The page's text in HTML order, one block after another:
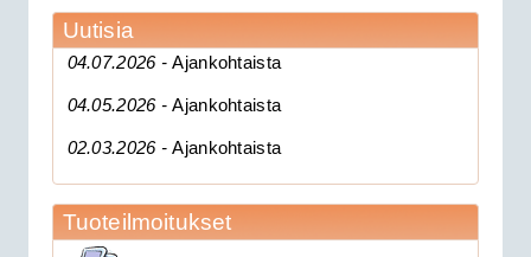
Uutisia
04.07.2026 -Ajankohtaista
04.05.2026 -Ajankohtaista
02.03.2026 -Ajankohtaista
Tuoteilmoitukset